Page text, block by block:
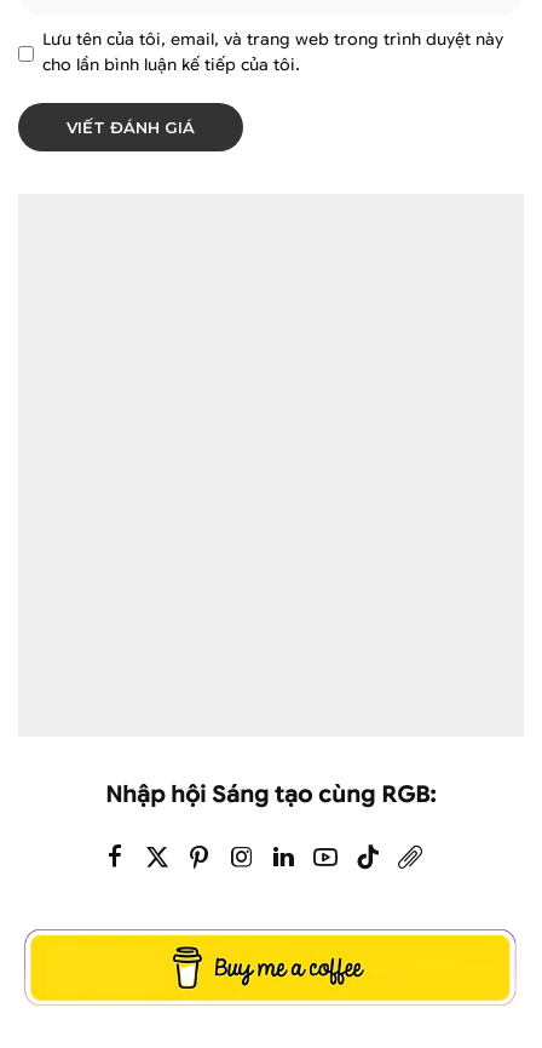
Lưu tên của tôi, email, và trang web trong trình duyệt này
cho lần bình luận kế tiếp của tôi.
Nhập hội Sáng tạo cùng RGB: